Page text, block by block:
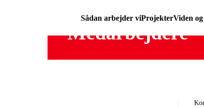
Sådan arbejder viProjekterViden
Medarbejdere